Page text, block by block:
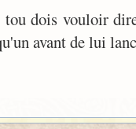
tou dois vouloir
avant de lui